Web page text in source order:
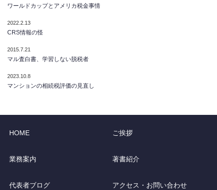
ワールドカップとアメリカ税金事情
2022.2.13
CRS情報の怪
2015.7.21
マル査白書、学習しない脱税者
2023.10.8
マンションの相続税評価の見直し
HOME ご挨拶
業務案内 著書紹介
代表者ブログ アクセス・お問い合わせ